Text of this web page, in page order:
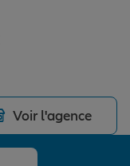
Voir l'agence